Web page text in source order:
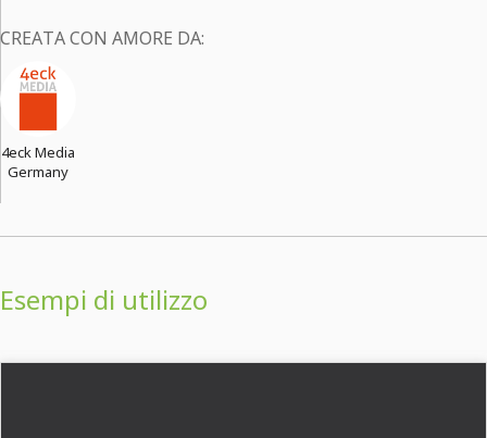
CREATA CON AMORE DA:
4eck Media
Germany
Esempi di utilizzo